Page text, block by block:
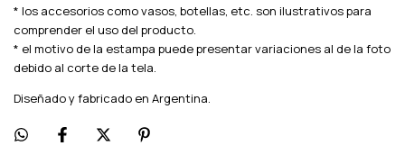
* los accesorios como vasos, botellas, etc. son ilustrativos para
comprender el uso del producto.
* el motivo de la estampa puede presentar variaciones al de la foto
debido al corte de la tela.
Diseñado y fabricado en Argentina.